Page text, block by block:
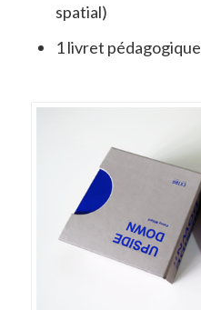
spatial)
1 livret pédagogique